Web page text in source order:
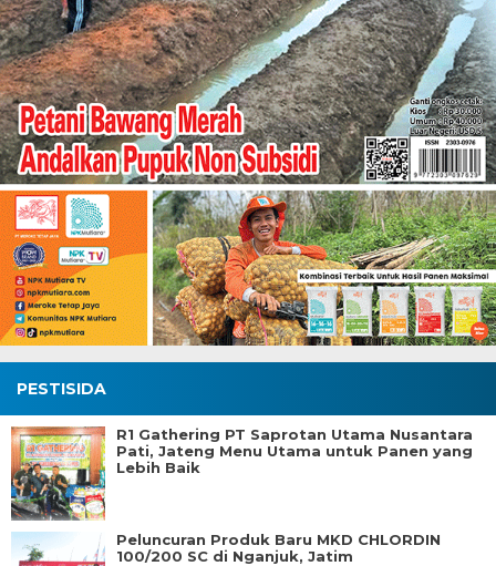
PESTISIDA
R1 Gathering PT Saprotan Utama Nusantara
Pati, Jateng Menu Utama untuk Panen yang
Lebih Baik
Peluncuran Produk Baru MKD CHLORDIN
100/200 SC di Nganjuk, Jatim